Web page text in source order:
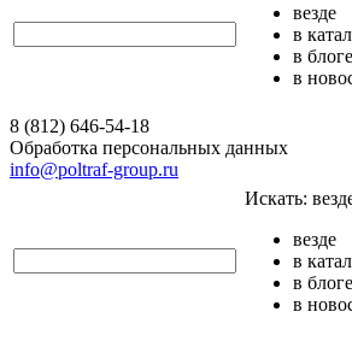
везде
в
в блоге
в
8 (812) 646-54-18
Обработка персональных данных
info@poltraf-group.ru
Искать:
везде
в
в блоге
в